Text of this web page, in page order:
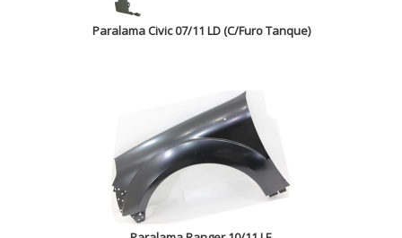
Paralama Civic 07/11 LD (C/Furo Tanque)